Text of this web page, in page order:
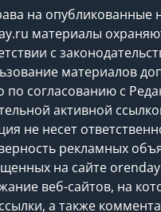
на опубликованные
материалы
с
материалов
по согласованию с
активной
не несет
рекламных
на сайте
веб-сайтов, на
а также